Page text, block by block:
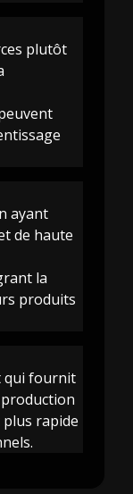
plutôt
ayant
de haute
la
produits
qui fournit
rapide